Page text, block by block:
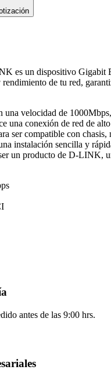
es un dispositivo Gigabit
de tu red,
velocidad de
una conexión de red de
ser compatible con
instalación sencilla y
un producto de D-LINK,
antes de las 9:00 hrs.